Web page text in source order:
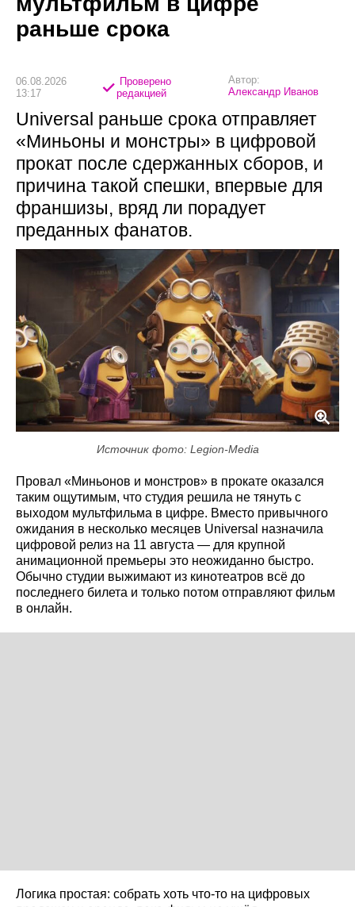
раньше срока
06.08.2026
13:17
Проверено
редакцией
Автор:
Александр Иванов
Universal раньше срока отправляет
«Миньоны и монстры» в цифровой
прокат после сдержанных сборов, и
причина такой спешки, впервые для
франшизы, вряд ли порадует
преданных фанатов.
Источник фото: Legion-Media
Провал «Миньонов и монстров» в прокате оказался
таким ощутимым, что студия решила не тянуть с
выходом мультфильма в цифре. Вместо привычного
ожидания в несколько месяцев Universal назначила
цифровой релиз на 11 августа — для крупной
анимационной премьеры это неожиданно быстро.
Обычно студии выжимают из кинотеатров всё до
последнего билета и только потом отправляют фильм
в онлайн.
Логика простая: собрать хоть что-то на цифровых